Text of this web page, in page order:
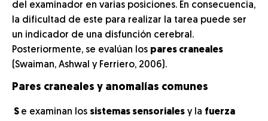
del examinador en varias posiciones. En consecuencia,
la dificultad de este para realizar la tarea puede ser
un indicador de una disfunción cerebral.
Posteriormente, se evalúan los pares craneales
(Swaiman, Ashwal y Ferriero, 2006).
Pares craneales y anomalías comunes
S e examinan los sistemas sensoriales y la fuerza